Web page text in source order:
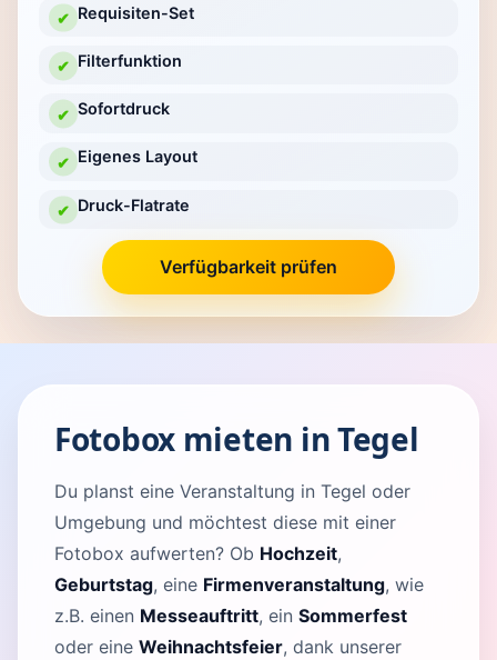
✔ Requisiten-Set
✔ Filterfunktion
✔ Sofortdruck
✔ Eigenes Layout
✔ Druck-Flatrate
Verfügbarkeit prüfen
Fotobox mieten in Tegel
Du planst eine Veranstaltung in Tegel oder
Umgebung und möchtest diese mit einer
Fotobox aufwerten? Ob Hochzeit,
Geburtstag, eine Firmenveranstaltung, wie
z.B. einen Messeauftritt, ein Sommerfest
oder eine Weihnachtsfeier, dank unserer